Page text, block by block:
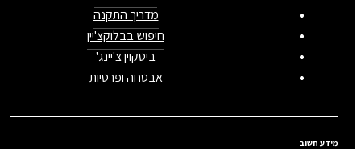
מדריך התקנה
חיפוש בבלוקצ'יין
ביטקוין צ'יינג'
אבטחה ופרטיות
מידע חשוב